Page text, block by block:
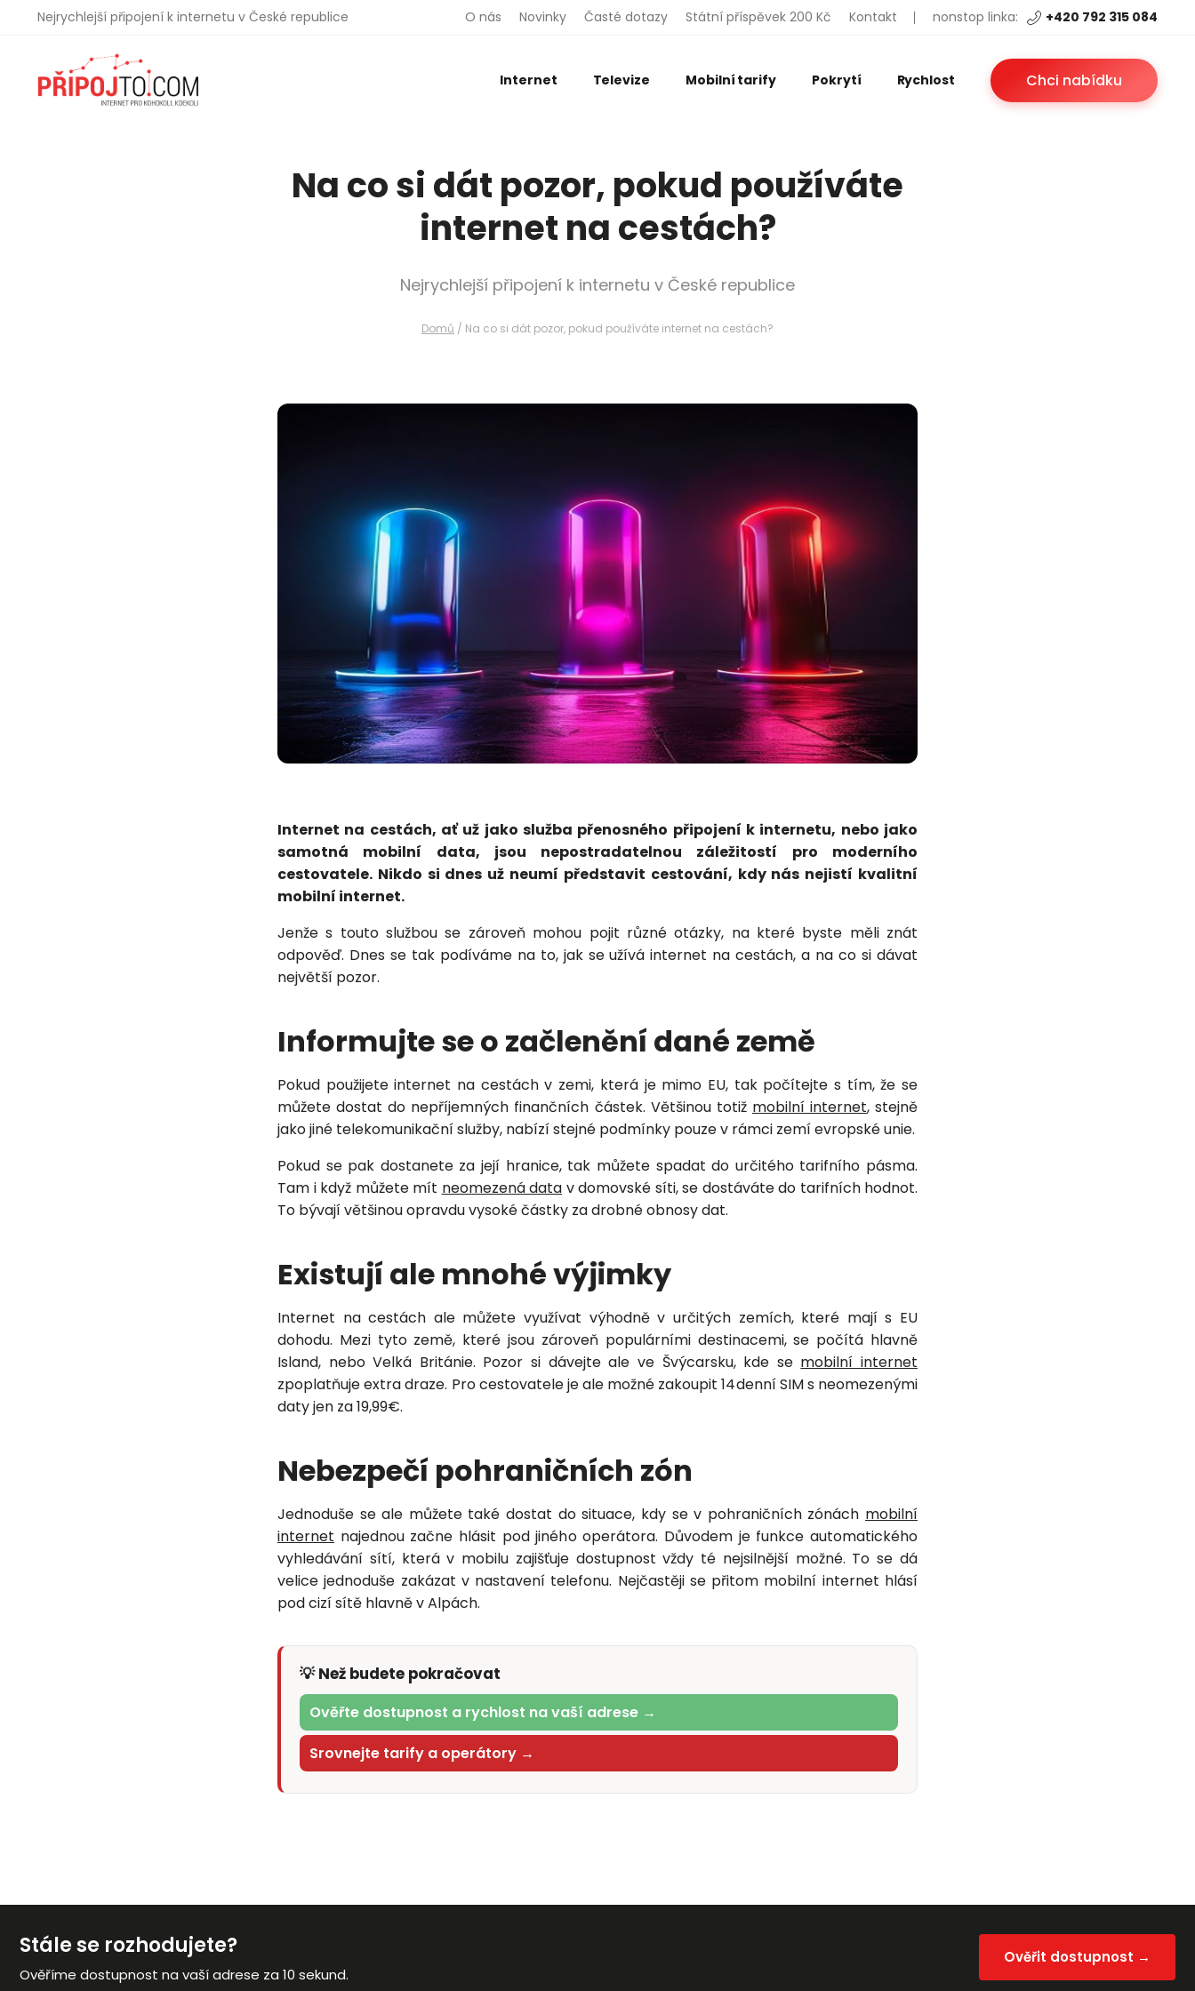
Nejrychlejší připojení k internetu v České republice O nás Novinky Časté dotazy Státní příspěvek 200 Kč Kontakt nonstop linka: +420 792 315 084
Internet Televize Mobilní tarify Pokrytí Rychlost Chci nabídku
Na co si dát pozor, pokud používáte
internet na cestách?
Nejrychlejší připojení k internetu v České republice
Domů / Na co si dát pozor, pokud používáte internet na cestách?
Internet na cestách, ať už jako služba přenosného připojení k internetu, nebo jako
samotná mobilní data, jsou nepostradatelnou záležitostí pro moderního
cestovatele. Nikdo si dnes už neumí představit cestování, kdy nás nejistí kvalitní
mobilní internet.
Jenže s touto službou se zároveň mohou pojit různé otázky, na které byste měli znát
odpověď. Dnes se tak podíváme na to, jak se užívá internet na cestách, a na co si dávat
největší pozor.
Informujte se o začlenění dané země
Pokud použijete internet na cestách v zemi, která je mimo EU, tak počítejte s tím, že se
můžete dostat do nepříjemných finančních částek. Většinou totiž mobilní internet, stejně
jako jiné telekomunikační služby, nabízí stejné podmínky pouze v rámci zemí evropské unie.
Pokud se pak dostanete za její hranice, tak můžete spadat do určitého tarifního pásma.
Tam i když můžete mít neomezená data v domovské síti, se dostáváte do tarifních hodnot.
To bývají většinou opravdu vysoké částky za drobné obnosy dat.
Existují ale mnohé výjimky
Internet na cestách ale můžete využívat výhodně v určitých zemích, které mají s EU
dohodu. Mezi tyto země, které jsou zároveň populárními destinacemi, se počítá hlavně
Island, nebo Velká Británie. Pozor si dávejte ale ve Švýcarsku, kde se mobilní internet
zpoplatňuje extra draze. Pro cestovatele je ale možné zakoupit 14denní SIM s neomezenými
daty jen za 19,99€.
Nebezpečí pohraničních zón
Jednoduše se ale můžete také dostat do situace, kdy se v pohraničních zónách mobilní
internet najednou začne hlásit pod jiného operátora. Důvodem je funkce automatického
vyhledávání sítí, která v mobilu zajišťuje dostupnost vždy té nejsilnější možné. To se dá
velice jednoduše zakázat v nastavení telefonu. Nejčastěji se přitom mobilní internet hlásí
pod cizí sítě hlavně v Alpách.
💡 Než budete pokračovat
Ověřte dostupnost a rychlost na vaší adrese →
Srovnejte tarify a operátory →
Zadejte prosím Vaše telefonní číslo. Náš specialista Vás
bude v nejbližší možné době kontaktovat.
Adresa
Telefon
E-mail
Vložením osobních údajů souhlasíte
spodmínkami ochrany osobních údajů.
Stále se rozhodujete?
Ověříme dostupnost na vaší adrese za 10 sekund.
Ověřit dostupnost →
PN Petra je online
Zavolá do 2 minut · Po–Pá 8–18